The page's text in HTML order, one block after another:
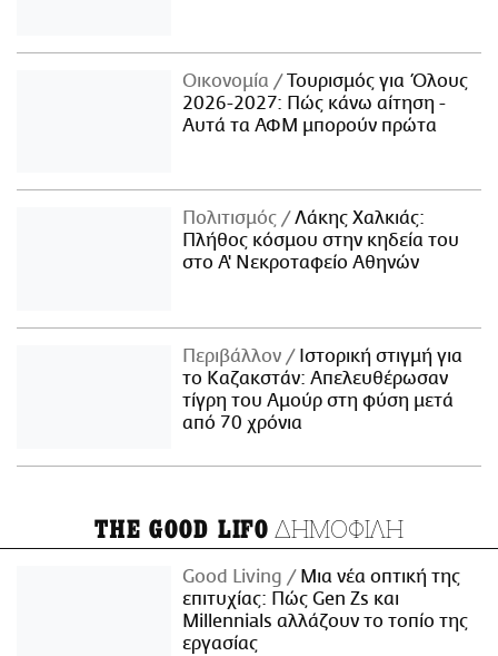
Οικονομία
Τουρισμός για Όλους
2026-2027: Πώς κάνω αίτηση -
Αυτά τα ΑΦΜ μπορούν πρώτα
Πολιτισμός
Λάκης Χαλκιάς:
Πλήθος κόσμου στην κηδεία του
στο Α' Νεκροταφείο Αθηνών
Περιβάλλον
Ιστορική στιγμή για
το Καζακστάν: Απελευθέρωσαν
τίγρη του Αμούρ στη φύση μετά
από 70 χρόνια
THE GOOD LIFO ΔΗΜΟΦΙΛΗ
Good Living
Μια νέα οπτική της
επιτυχίας: Πώς Gen Zs και
Millennials αλλάζουν το τοπίο της
εργασίας